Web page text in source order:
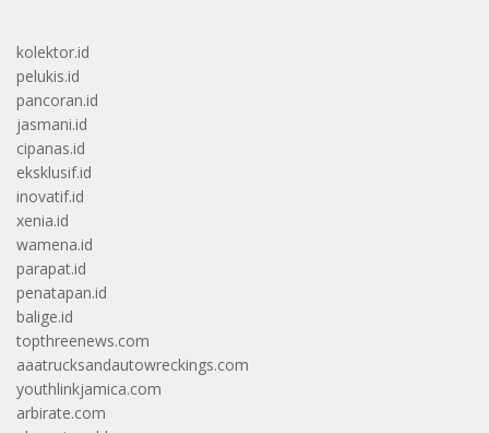
kolektor.id
pelukis.id
pancoran.id
jasmani.id
cipanas.id
eksklusif.id
inovatif.id
xenia.id
wamena.id
parapat.id
penatapan.id
balige.id
topthreenews.com
aaatrucksandautowreckings.com
youthlinkjamica.com
arbirate.com